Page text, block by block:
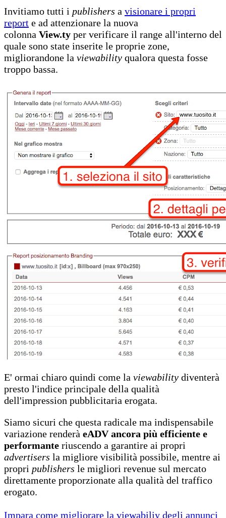
Invitiamo tutti i publishers a visionare i propri
report e ad attenzionare la nuova
colonna View.ty per verificare il range all'interno del
quale sono state inserite le proprie zone,
migliorandone la viewability qualora questa fosse
troppo bassa.
E' ormai chiaro quindi come la viewability diventerà
presto l'indice principale della qualità
dell'impression pubblicitaria erogata.
Siamo sicuri che questa radicale ma indispensabile
variazione renderà eADV ancora più efficiente e
performante riuscendo a garantire ai propri
advertisers la migliore visibilità possibile, mentre ai
propri publishers le migliori revenue sul mercato
direttamente proporzionate alla qualità del traffico
erogato.
Impara come migliorare la viewabiliy degli annunci